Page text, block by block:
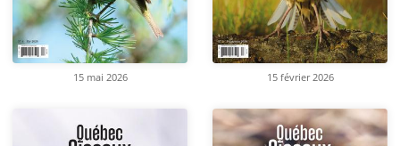
15 mai 2026 15 février 2026